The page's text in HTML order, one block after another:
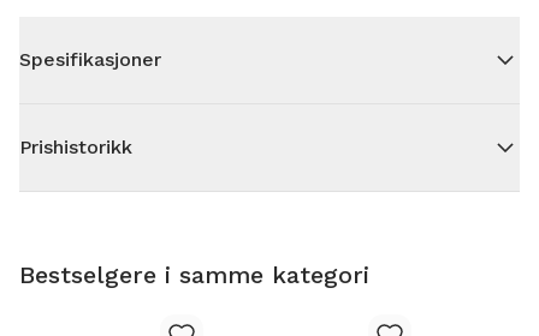
Spesifikasjoner
Prishistorikk
Bestselgere i samme kategori